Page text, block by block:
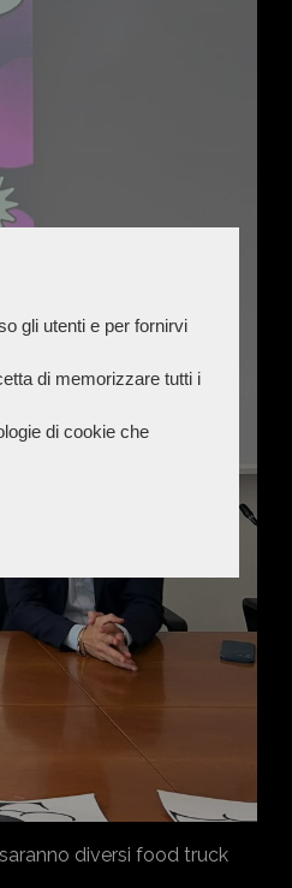
gli utenti e per fornirvi
di memorizzare tutti i
di cookie che
diversi food truck